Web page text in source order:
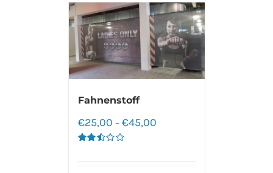
Fahnenstoff
€25,00 – €45,00